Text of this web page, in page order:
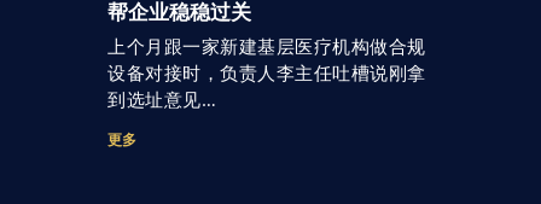
帮企业稳稳过关
上个月跟一家新建基层医疗机构做合规
设备对接时，负责人李主任吐槽说刚拿
到选址意见…
更多